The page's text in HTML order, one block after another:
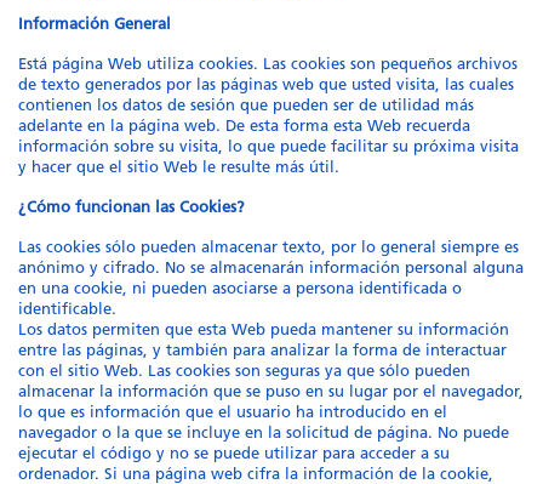
Información General
Está página Web utiliza cookies. Las cookies son pequeños archivos
de texto generados por las páginas web que usted visita, las cuales
contienen los datos de sesión que pueden ser de utilidad más
adelante en la página web. De esta forma esta Web recuerda
información sobre su visita, lo que puede facilitar su próxima visita
y hacer que el sitio Web le resulte más útil.
¿Cómo funcionan las Cookies?
Las cookies sólo pueden almacenar texto, por lo general siempre es
anónimo y cifrado. No se almacenarán información personal alguna
en una cookie, ni pueden asociarse a persona identificada o
identificable.
Los datos permiten que esta Web pueda mantener su información
entre las páginas, y también para analizar la forma de interactuar
con el sitio Web. Las cookies son seguras ya que sólo pueden
almacenar la información que se puso en su lugar por el navegador,
lo que es información que el usuario ha introducido en el
navegador o la que se incluye en la solicitud de página. No puede
ejecutar el código y no se puede utilizar para acceder a su
ordenador. Si una página web cifra la información de la cookie,